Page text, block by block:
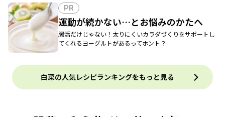
PR
運動が続かない…とお悩みのかたへ
腸活だけじゃない！太りにくいカラダづくりをサポートし
てくれるヨーグルトがあるってホント？
白菜の人気レシピランキングをもっと見る